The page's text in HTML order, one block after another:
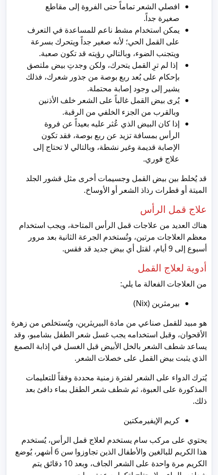
افصلي الشعر تماماً حتى الفروة إلى مقاطع
صغيرة جداً.
يمكن استخدام مشط ناعم للمساعدة في التعرف
على القمل الحي؛ لأنه صغير جداً ويتحرك بسرعة
ويتجنب الضوء، وبالتالي رؤيته قد تكون صعبة.
إذا لم ترِ القمل يتحرك، ولكن وجدتِ بيض ملتصق
بإحكام على بُعد ربع بوصة من جذور شعرك، فذلك
يشير إلى وجود إصابة محتملة.
يُرى بيض القمل غالباً على الشعر خلف الأذنين
وبالقرب من الجزء الخلفي من الرقبة.
إذا كان البيض الذي عُثر عليه بعيداً عن فروة
الرأس بمسافة تزيد عن ربع بوصة، فقد تكون
الإصابة قديمة وغير نشطة، وبالتالي لا تحتاج إلى
علاج فوري.
قد يُخلط بين بيض القمل وجسيمات أخرى مثل قشور الجلد
الميتة أو قطرات رذاذ الشعر أو الأوساخ.
علاج قمل الرأس
هناك العديد من علاجات قمل الرأس المتاحة، ويجب استخدام
معظم العلاجات مرتين، وتُستخدم الجرعة الثانية بعد مرور
أسبوع إلى 9 أيام، لقتل أي بيض جديد قد فقس.
أدوية لعلاج القمل
من العلاجات الفعالة ما يلي:
بيرمثرين (Nix)
هو مبيد للقمل صناعي من مادة البيريثرين، ويُستخلص من زهرة
الأقحوان، وقبل استخدامه يجب غسل شعر الطفل بشامبو، وقد
يساعد شطف الشعر بالخل الأبيض قبل الغسل في إذابة الصمغ
الذي يثبت بيض القمل على خصلات الشعر.
يُترك الدواء على الشعر لفترة زمنية محددة وفقاً للتعليمات
المذكورة على العبوة، ثم شطف شعر الطفل بماء دافئ بعد
ذلك.
كريم الإيفيرمكتين
يحتوي على مركب سام يستخدم لعلاج قمل الرأس، يُستخدم
هذا الكريم للبالغين والأطفال الذين تجاوزوا سن 6 أشهر، يُوضع
الكريم مرة واحدة على الشعر الجاف، وبعد 10 دقائق يتم